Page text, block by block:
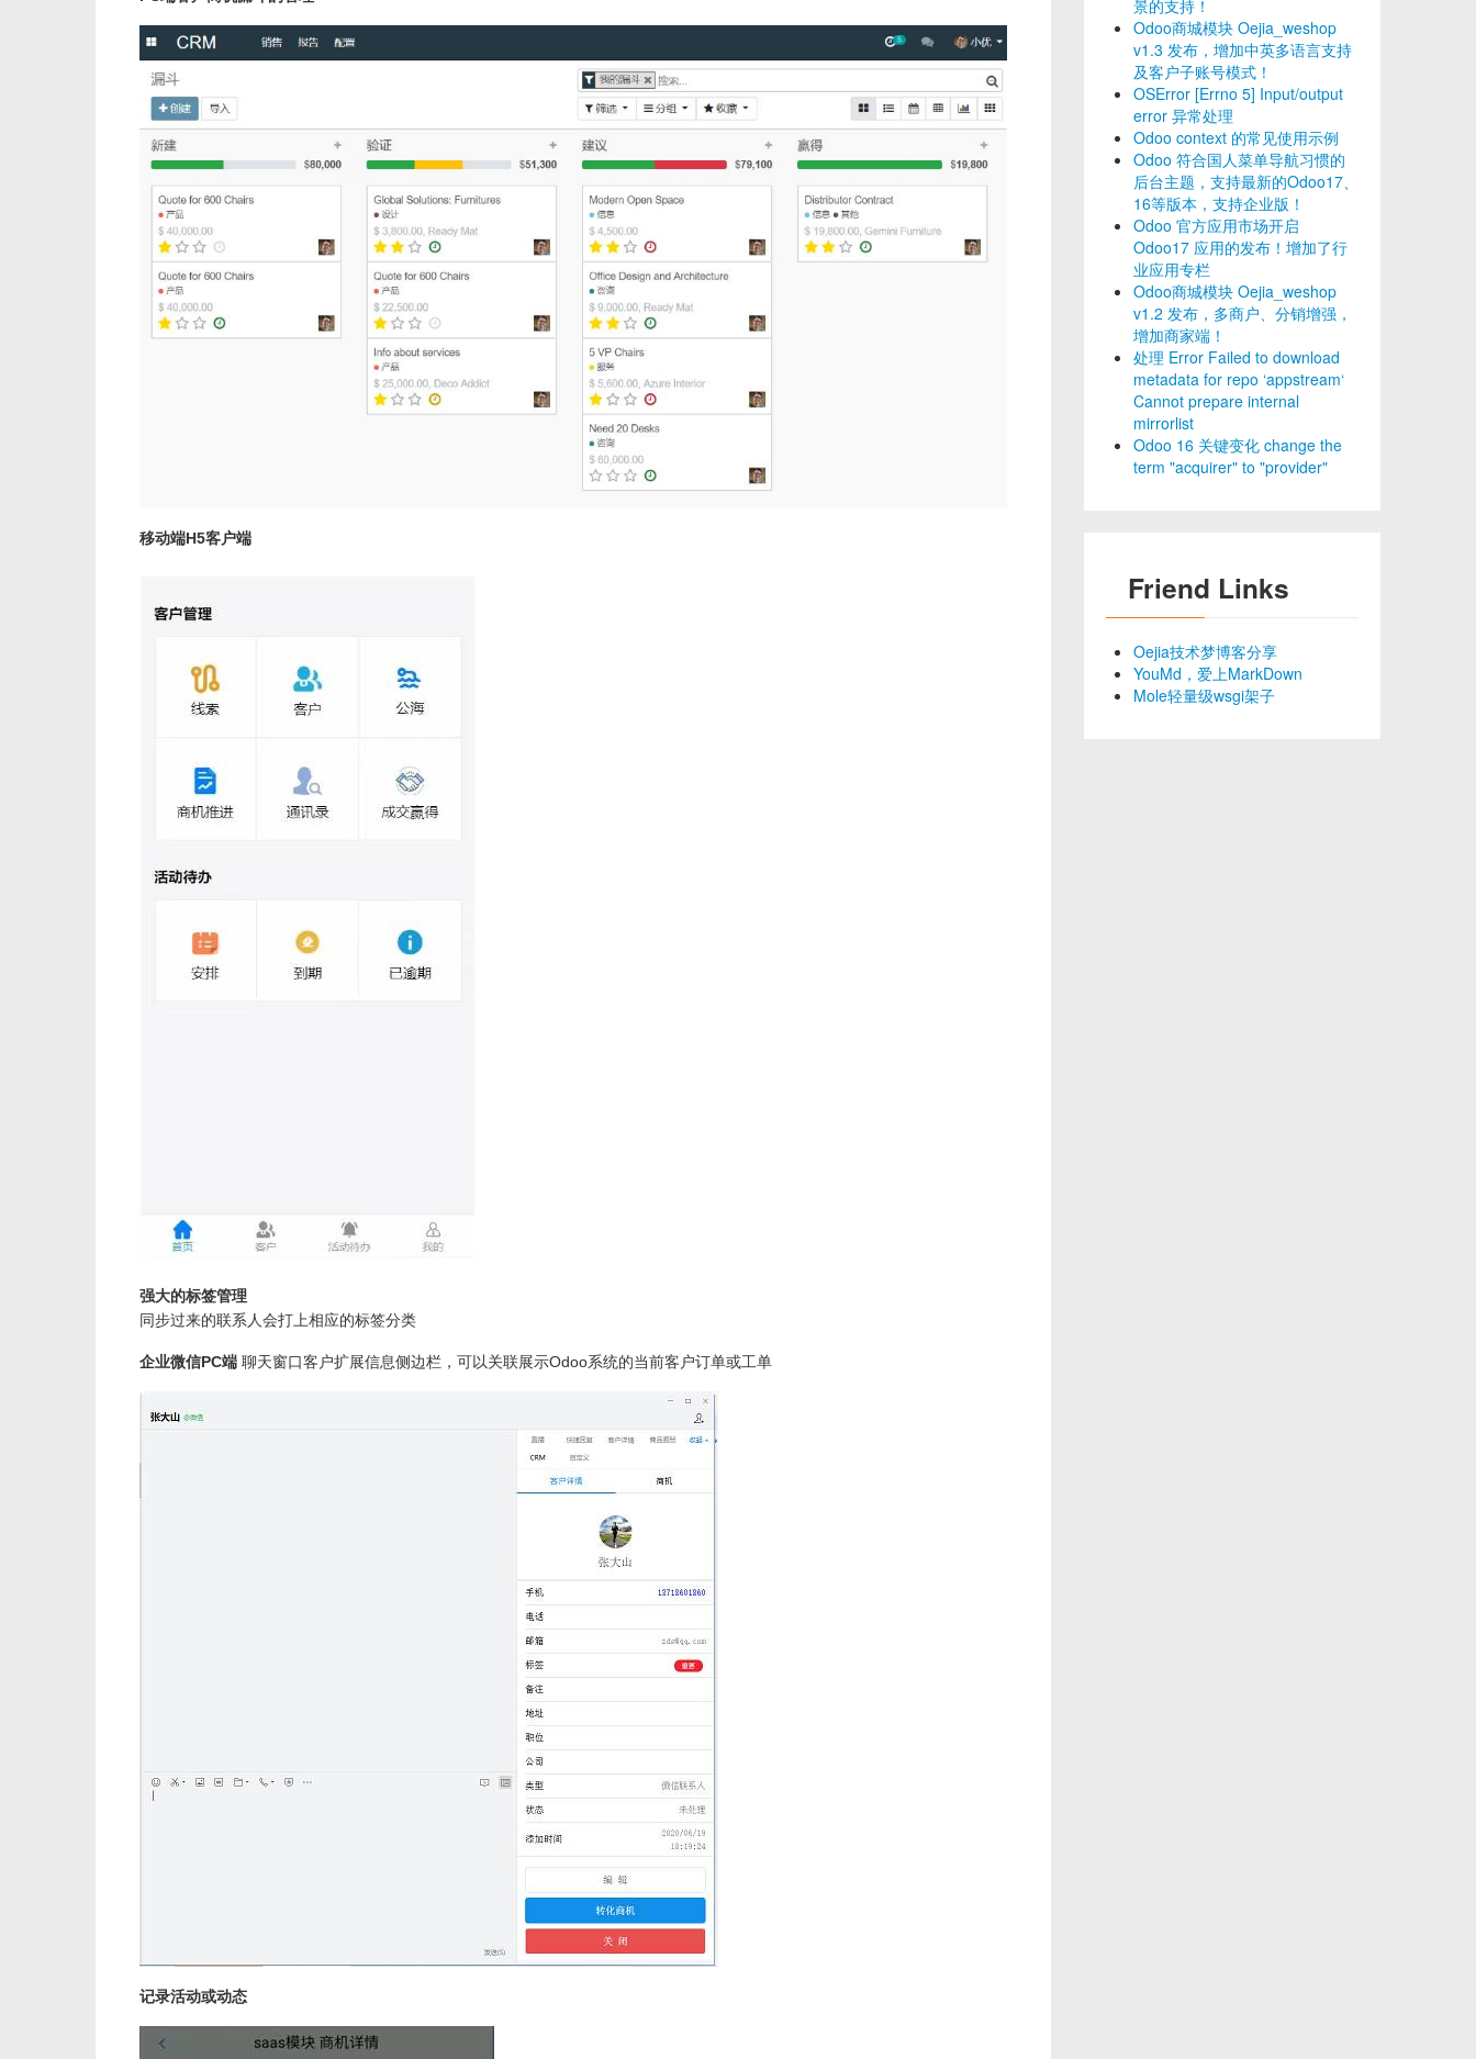
移动端H5客户端
强大的标签管理
同步过来的联系人会打上相应的标签分类
企业微信PC端 聊天窗口客户扩展信息侧边栏，可以关联展示Odoo系统的当前客户订单或工单
记录活动或动态
景的支持！
Odoo商城模块 Oejia_weshop
v1.3 发布，增加中英多语言支持
及客户子账号模式！
OSError [Errno 5] Input/output
error 异常处理
Odoo context 的常见使用示例
Odoo 符合国人菜单导航习惯的
后台主题，支持最新的Odoo17、
16等版本，支持企业版！
Odoo 官方应用市场开启
Odoo17 应用的发布！增加了行
业应用专栏
Odoo商城模块 Oejia_weshop
v1.2 发布，多商户、分销增强，
增加商家端！
处理 Error Failed to download
metadata for repo ‘appstream‘
Cannot prepare internal
mirrorlist
Odoo 16 关键变化 change the
term "acquirer" to "provider"
Friend Links
Oejia技术梦博客分享
YouMd，爱上MarkDown
Mole轻量级wsgi架子